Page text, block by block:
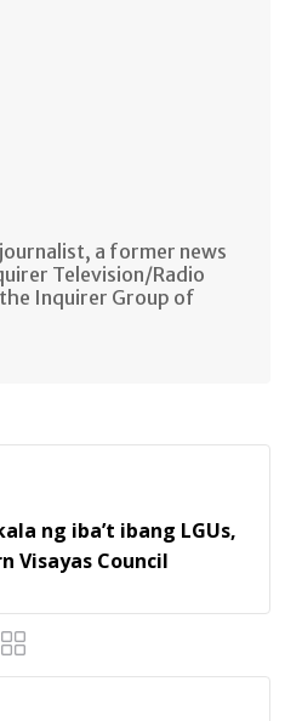
a former news
Television/Radio
Inquirer Group of
ng iba’t ibang LGUs,
Visayas Council